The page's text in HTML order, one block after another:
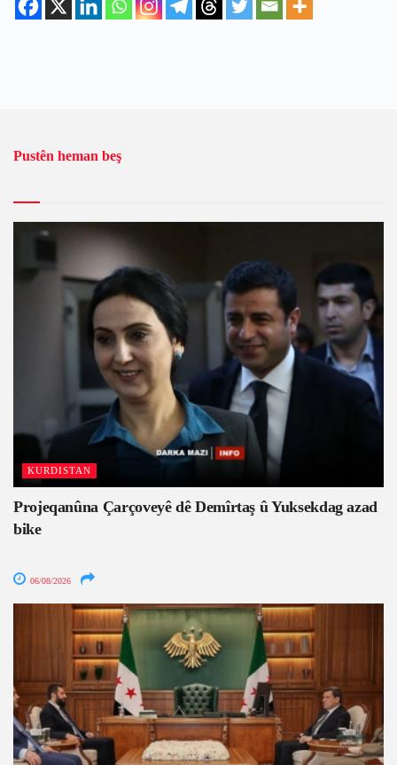
Pustên heman beş
KURDISTAN
Projeqanûna Çarçoveyê dê Demîrtaş û Yuksekdag azad
bike
06/08/2026